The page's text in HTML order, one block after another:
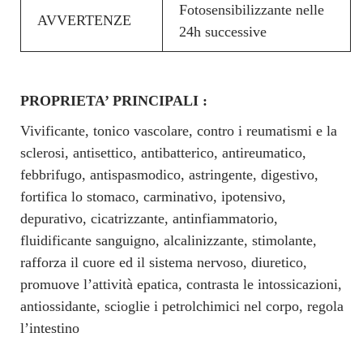
AVVERTENZE
Fotosensibilizzante nelle
24h successive
PROPRIETA’ PRINCIPALI :
Vivificante, tonico vascolare, contro i reumatismi e la
sclerosi, antisettico, antibatterico, antireumatico,
febbrifugo, antispasmodico, astringente, digestivo,
fortifica lo stomaco, carminativo, ipotensivo,
depurativo, cicatrizzante, antinfiammatorio,
fluidificante sanguigno, alcalinizzante, stimolante,
rafforza il cuore ed il sistema nervoso, diuretico,
promuove l’attività epatica, contrasta le intossicazioni,
antiossidante, scioglie i petrolchimici nel corpo, regola
l’intestino